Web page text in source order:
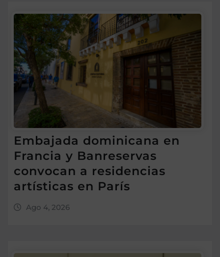
Embajada dominicana en
Francia y Banreservas
convocan a residencias
artísticas en París
Ago 4, 2026